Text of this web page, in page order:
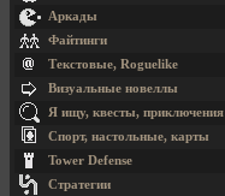
Аркады
Файтинги
Текстовые, Roguelike
Визуальные новеллы
Я ищу, квесты, приключения
Спорт, настольные, карты
Tower Defense
Стратегии